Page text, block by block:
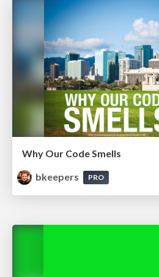
Why Our Code Smells
bkeepers
PRO